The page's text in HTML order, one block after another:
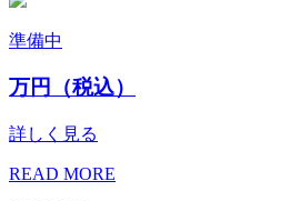
準備中
万円（税込）
詳しく見る
READ MORE